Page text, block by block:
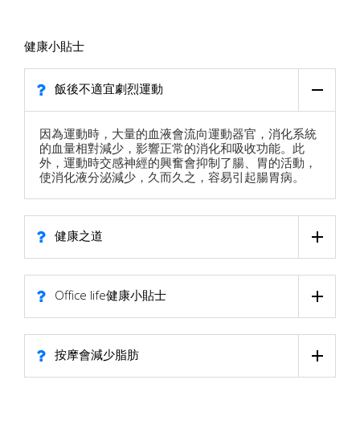
健康小貼士
飯後不適宜劇烈運動
因為運動時，大量的血液會流向運動器官，消化系統
的血量相對減少，影響正常的消化和吸收功能。此
外，運動時交感神經的興奮會抑制了腸、胃的活動，
使消化液分泌減少，久而久之，容易引起腸胃病。
健康之道
Office life健康小貼士
按摩會減少脂肪